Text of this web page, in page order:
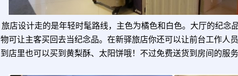
旅店设计走的是年轻时髦路线，主色为橘色和白色。大厅的纪念
物可让主客买回去当纪念品。在新驿旅店你还可以让前台工作人
到店里也可以买到黄梨酥、太阳饼哦！不过免费送货到房间的服